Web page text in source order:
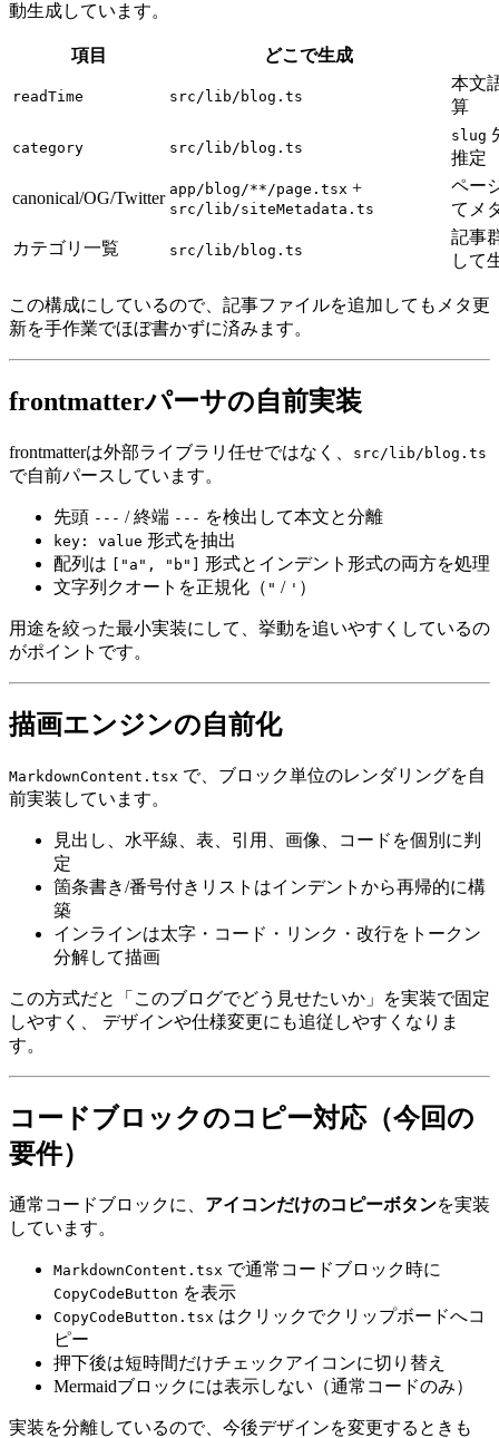
動生成しています。
項目 どこで生成
readTime src/lib/blog.ts
本文
算
category src/lib/blog.ts
slug
推定
canonical/OG/Twitter app/blog/**/page.tsx +
src/lib/siteMetadata.ts
ペー
てメ
カテゴリ一覧 src/lib/blog.ts
記事
して
この構成にしているので、記事ファイルを追加してもメタ更
新を手作業でほぼ書かずに済みます。
frontmatterパーサの自前実装
frontmatterは外部ライブラリ任せではなく、 src/lib/blog.ts
で自前パースしています。
先頭 --- / 終端 --- を検出して本文と分離
key: value 形式を抽出
配列は
["a", "b"]
形式とインデント形式の両方を処理
文字列クオートを正規化（ " / ' ）
用途を絞った最小実装にして、挙動を追いやすくしているの
がポイントです。
描画エンジンの自前化
MarkdownContent.tsx で、ブロック単位のレンダリングを自
前実装しています。
見出し、水平線、表、引用、画像、コードを個別に判
定
箇条書き/番号付きリストはインデントから再帰的に構
築
インラインは太字・コード・リンク・改行をトークン
分解して描画
この方式だと「このブログでどう見せたいか」を実装で固定
しやすく、 デザインや仕様変更にも追従しやすくなりま
す。
コードブロックのコピー対応（今回の
要件）
通常コードブロックに、 アイコンだけのコピーボタンを実装
しています。
MarkdownContent.tsx で通常コードブロック時に
CopyCodeButton を表示
CopyCodeButton.tsx はクリックでクリップボードへコ
ピー
押下後は短時間だけチェックアイコンに切り替え
Mermaidブロックには表示しない（通常コードのみ）
実装を分離しているので、今後デザインを変更するときも